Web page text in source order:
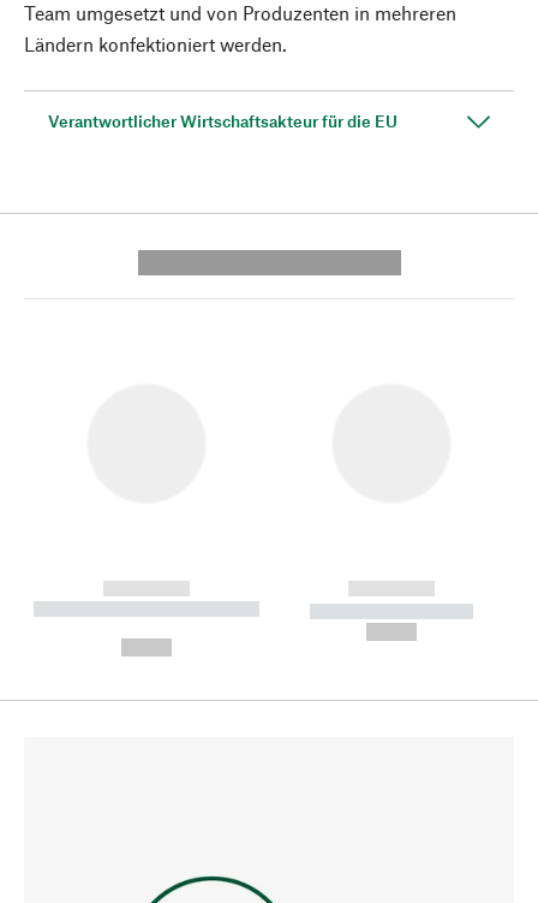
Team umgesetzt und von Produzenten in mehreren
Ländern konfektioniert werden.
Verantwortlicher Wirtschaftsakteur für die EU
------------
----------- ----------- --------
------------
----------- -----------